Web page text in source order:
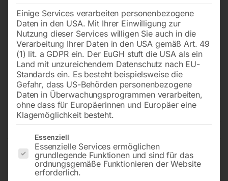
Netz – 0 – Notstromumschalter
Kraus Naimer 63A
4polig, N voreilend für Hutschienenmontage
Typ: KG63B.K950.VE2.F437
Einige Services verarbeiten personenbezogene
Daten in den USA. Mit Ihrer Einwilligung zur
Nutzung dieser Services willigen Sie auch in die
Verarbeitung Ihrer Daten in den USA gemäß Art. 49
(1) lit. a GDPR ein. Der EuGH stuft die USA als ein
Land mit unzureichendem Datenschutz nach EU-
Standards ein. Es besteht beispielsweise die
Gefahr, dass US-Behörden personenbezogene
Daten in Überwachungsprogrammen verarbeiten,
ohne dass für Europäerinnen und Europäer eine
Klagemöglichkeit besteht.
Es folgt eine Liste der Service-Gruppen, für die eine
Essenziell
Essenzielle Services ermöglichen
grundlegende Funktionen und sind für das
ordnungsgemäße Funktionieren der Website
erforderlich.